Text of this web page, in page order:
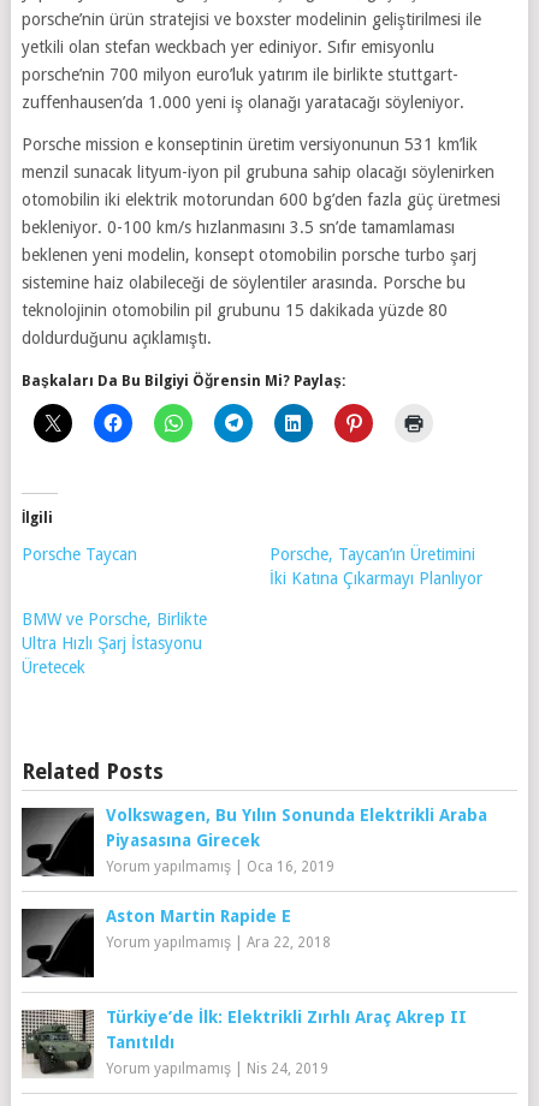
porsche’nin ürün stratejisi ve boxster modelinin geliştirilmesi ile
yetkili olan stefan weckbach yer ediniyor. Sıfır emisyonlu
porsche’nin 700 milyon euro’luk yatırım ile birlikte stuttgart-
zuffenhausen’da 1.000 yeni iş olanağı yaratacağı söyleniyor.
Porsche mission e konseptinin üretim versiyonunun 531 km’lik
menzil sunacak lityum-iyon pil grubuna sahip olacağı söylenirken
otomobilin iki elektrik motorundan 600 bg’den fazla güç üretmesi
bekleniyor. 0-100 km/s hızlanmasını 3.5 sn’de tamamlaması
beklenen yeni modelin, konsept otomobilin porsche turbo şarj
sistemine haiz olabileceği de söylentiler arasında. Porsche bu
teknolojinin otomobilin pil grubunu 15 dakikada yüzde 80
doldurduğunu açıklamıştı.
Başkaları Da Bu Bilgiyi Öğrensin Mi? Paylaş:
İlgili
Porsche Taycan
Porsche, Taycan’ın Üretimini
İki Katına Çıkarmayı Planlıyor
BMW ve Porsche, Birlikte
Ultra Hızlı Şarj İstasyonu
Üretecek
Related Posts
Volkswagen, Bu Yılın Sonunda Elektrikli Araba
Piyasasına Girecek
Yorum yapılmamış| Oca 16, 2019
Aston Martin Rapide E
Yorum yapılmamış| Ara 22, 2018
Türkiye’de İlk: Elektrikli Zırhlı Araç Akrep II
Tanıtıldı
Yorum yapılmamış| Nis 24, 2019